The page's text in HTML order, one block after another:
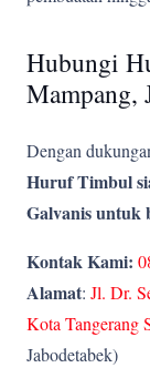
Hubungi
Mampang,
Dengan
Huruf Timbul
Galvanis untuk
Kontak Kami:
Alamat: Jl. Dr.
Kota Tangerang
Jabodetabek)